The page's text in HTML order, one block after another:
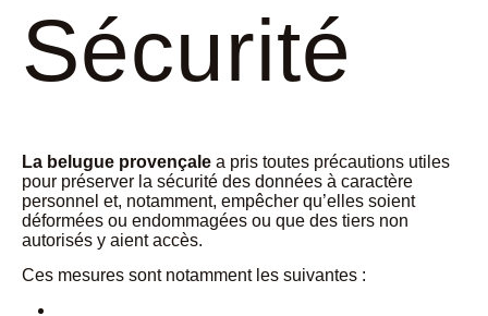
Sécurité
La belugue provençale a pris toutes précautions utiles
pour préserver la sécurité des données à caractère
personnel et, notamment, empêcher qu’elles soient
déformées ou endommagées ou que des tiers non
autorisés y aient accès.
Ces mesures sont notamment les suivantes :